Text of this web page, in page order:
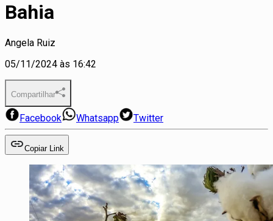
Bahia
Angela Ruiz
05/11/2024 às 16:42
Compartilhar
Facebook Whatsapp Twitter
Copiar Link